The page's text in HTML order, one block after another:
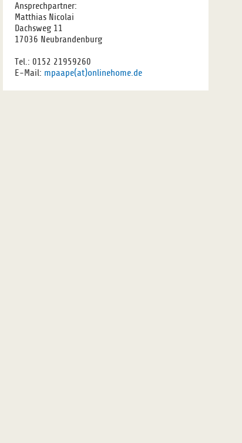
Ansprechpartner:
Matthias Nicolai
Dachsweg 11
17036 Neubrandenburg
Tel.: 0152 21959260
E-Mail: mpaape(at)onlinehome.de